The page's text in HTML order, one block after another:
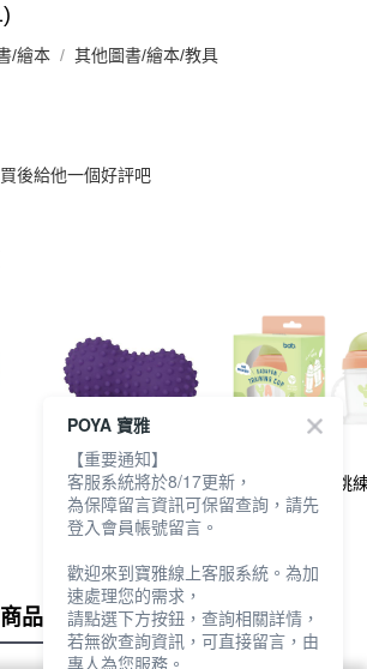
/繪本 其他圖書/繪本/教具
後給他一個好評吧
成功顆粒按摩球
NT$224
培寶噠噠碰彈跳
180ml-YA
品 全站排行
POYA 寶雅
【重要通知】
客服系統將於8/17更新，
為保障留言資訊可保留查詢，請先
登入會員帳號留言。
歡迎來到寶雅線上客服系統。為加
速處理您的需求，
請點選下方按鈕，查詢相關詳情，
若無欲查詢資訊，可直接留言，由
專人為您服務。